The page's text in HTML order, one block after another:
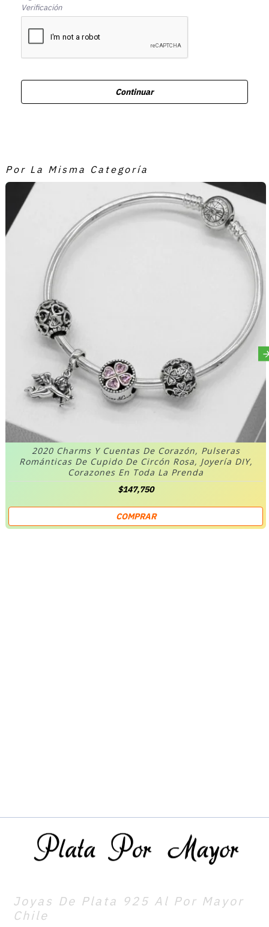
Verificación
Continuar
Por La Misma Categoría
2020 Charms Y Cuentas De Corazón, Pulseras
Románticas De Cupido De Circón Rosa, Joyería DIY,
Corazones En Toda La Prenda
$147,750
COMPRAR
Joyas De Plata 925 Al Por Mayor
Chile